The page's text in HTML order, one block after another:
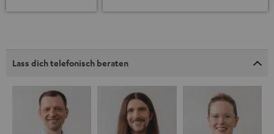
Lass dich telefonisch beraten